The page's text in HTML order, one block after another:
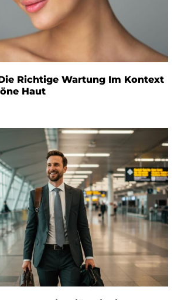
Richtige Wartung Im Kontext
Haut